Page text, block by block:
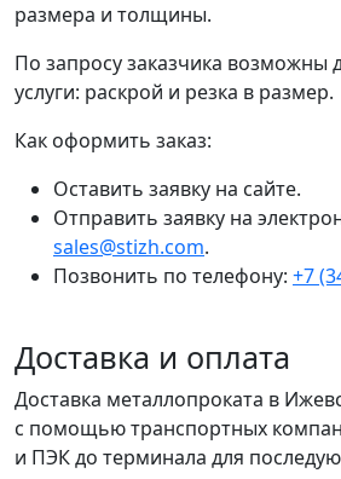
размера и толщины.
По запросу заказчика возможны
услуги: раскрой и резка в размер.
Как оформить заказ:
Оставить заявку на сайте.
Отправить заявку на
sales@stizh.com.
Позвонить по телефону: +7
Доставка и оплата
Доставка металлопроката в
с помощью транспортных
и ПЭК до терминала для